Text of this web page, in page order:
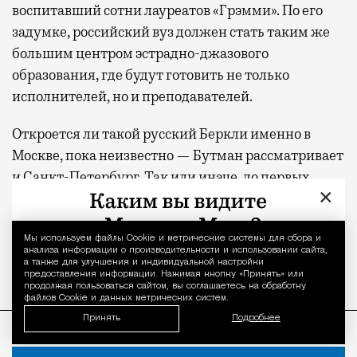
Уведомление
Мы используем файлы Сookie и метрические системы для сбора и
анализа информации о производительности и использовании сайта,
а также для улучшения и индивидуальной настройки
предоставления информации. Нажимая кнопку «Принять» или
продолжая пользоваться сайтом, вы соглашаетесь на обработку
файлов Cookie и данных метрических систем.
Принять Подробнее
воспитавший сотни лауреатов «Грэмми». По его
задумке, российский вуз должен стать таким же
большим центром эстрадно-джазового
образования, где будут готовить не только
исполнителей, но и преподавателей.
Откроется ли такой русский Беркли именно в
Москве, пока неизвестно — Бутман рассматривает
и Санкт-Петербург. Так или иначе, до первых
вступительных экзаменов еще далеко: пока
разрабатываются методические материалы,
продумывается структура будущего вуза и идет
поиск здания.
×